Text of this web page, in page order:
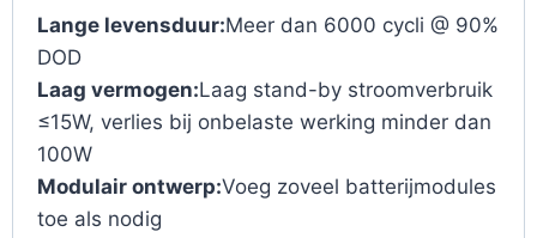
Lange levensduur:Meer dan 6000 cycli @ 90%
DOD
Laag vermogen:Laag stand-by stroomverbruik
≤15W, verlies bij onbelaste werking minder dan
100W
Modulair ontwerp:Voeg zoveel batterijmodules
toe als nodig